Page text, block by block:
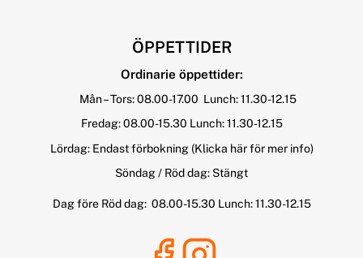
ÖPPETTIDER
Ordinarie öppettider:
Mån – Tors: 08.00-17.00 Lunch: 11.30-12.15
Fredag: 08.00-15.30 Lunch: 11.30-12.15
Lördag: Endast förbokning (Klicka här för mer info)
Söndag / Röd dag: Stängt
Dag före Röd dag: 08.00-15.30 Lunch: 11.30-12.15